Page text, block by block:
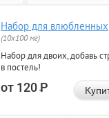
Набор для влюбленных
(10х100 мг)
Набор для двоих, добавь
в постель!
от 120Р